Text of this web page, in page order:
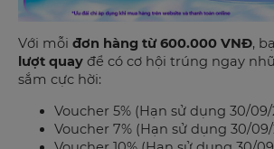
Với mỗi đơn hàng từ 600.000 VNĐ,
lượt quay để có cơ hội trúng ngay
sắm cực hời:
Voucher 5% (Hạn sử dụng 30/09/
Voucher 7% (Hạn sử dụng 30/09/